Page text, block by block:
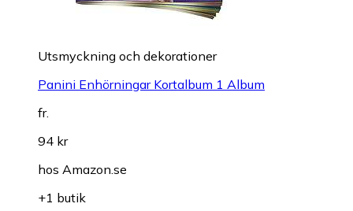
Utsmyckning och dekorationer
Panini Enhörningar Kortalbum 1 Album
fr.
94 kr
hos Amazon.se
+1 butik